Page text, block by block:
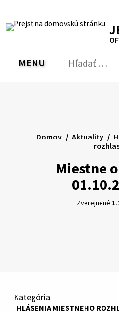
obsah
RSS MapaTlačiť
PREPNÚŤ
MENU Hľadať:
Miestne
Domov Aktuality
Zverejnené
Kategória
HLÁSENIA MIESTNEHO